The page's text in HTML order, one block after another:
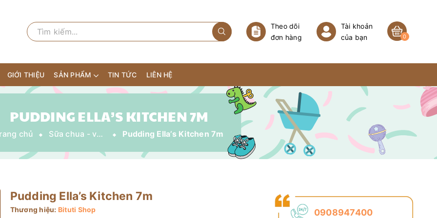
Theo dõi
đơn hàng
Tài khoản
của bạn
0
GIỚI THIỆU SẢN PHẨM TIN TỨC LIÊN HỆ
PUDDING ELLA’S KITCHEN 7M
chủ Sữa chua - váng sữa - trái cây nghiền Pudding Ella’s Kitchen 7m
Pudding Ella’s Kitchen 7m
Thương hiệu: Bituti Shop
0908947400